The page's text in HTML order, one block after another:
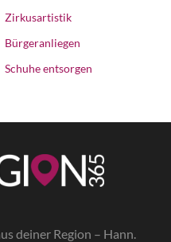
Zirkusartistik
Bürgeranliegen
Schuhe entsorgen
deiner Region – Hann.